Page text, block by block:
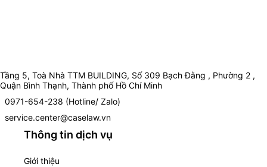
Tầng 5, Toà Nhà TTM BUILDING, Số 309 Bạch Đằng , Phường 2 ,
Quận Bình Thạnh, Thành phố Hồ Chí Minh
0971-654-238 (Hotline/ Zalo)
service.center@caselaw.vn
Thông tin dịch vụ
Giới thiệu